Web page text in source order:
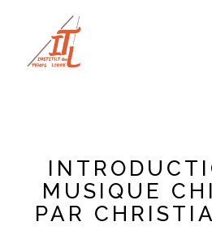
content
MUSIQUE
PAR